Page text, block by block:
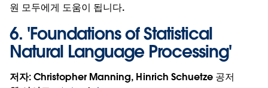
원 모두에게 도움이 됩니다.
6. 'Foundations of Statistical
Natural Language Processing'
저자: Christopher Manning, Hinrich Schuetze 공저